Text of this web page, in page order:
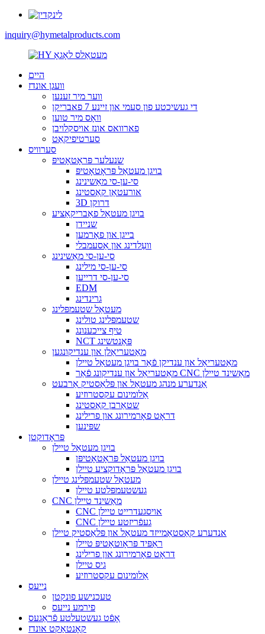
inquiry@hymetalproducts.com
היים
וועגן אונדז
ווער מיר זענען
די געשיכטע פון ​​סעמי און זיינע 7 פאבריקן
וואָס מיר טוען
פארוואס אונז אויסקלויבן
סערטיפיקאַט
סערוויס
שנעלער פּראָטאָטיפּ
בויגן מעטאַל פּראָטאָטיפּ
סי-ען-סי מאַשינינג
אורעטאַן קאַסטינג
3D דרוקן
בויגן מעטאַל פאַבריקאַציע
שניידן
בייגן און פאָרמען
וועַלדינג און אַסעמבלי
סי-ען-סי מאַשינינג
סי-ען-סי מילינג
סי-ען-סי דרייען
EDM
גרינדינג
מעטאַל שטעמפּלינג
שטעמפּלינג טולינג
טיף צייכענונג
NCT פּאַנטשינג
מאַטעריאַלן און ענדיקונגען
מאַטעריאַל און ענדיקן פֿאַר בויגן מעטאַל טיילן
מאַטעריאַל און ענדיקונג פֿאַר CNC מאַשינד טיילן
אַנדערע מנהג מעטאַל און פּלאַסטיק אַרבעט
אַלומינום עקסטרוזיע
שטאַרבן קאַסטינג
דראָט פאָרמירונג און פרילינג
שפּינען
פּראָדוקטן
בויגן מעטאַל טיילן
בויגן מעטאַל פּראָטאָטיפּן
בויגן מעטאַל פּראָדוקציע טיילן
מעטאַל שטעמפּלינג טיילן
געשטעמפּלטע טיילן
CNC מאַשינד טיילן
CNC אויסגעדרייט טיילן
CNC געפֿריזטע טיילן
אנדערע קאַסטאַמייזד מעטאַל און פּלאַסטיק טיילן
ראַפּיד פּראָוטאָטיפּ טיילן
דראָט פאָרמירונג און פרילינג
גיס טיילן
אַלומינום עקסטרוזיע
נייעס
טעכנישע פונקטן
פירמע נייעס
אָפֿט געשטעלטע פֿראַגעס
קאָנטאַקט אונדז